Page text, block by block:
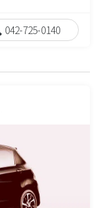
042-725-0140